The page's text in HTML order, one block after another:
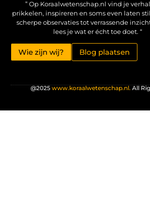
” Op Koraalwetenschap.nl vind je
prikkelen, inspireren en soms even laten
scherpe observaties tot verrassende
lees je wat er écht toe doet. “
Wie zijn wij? Blog plaatsen
@2025www.koraalwetenschap.nl.All